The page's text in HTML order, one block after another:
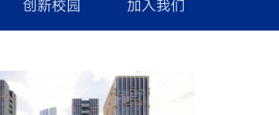
创新校园 加入我们